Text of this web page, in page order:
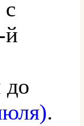
с
й
до
.